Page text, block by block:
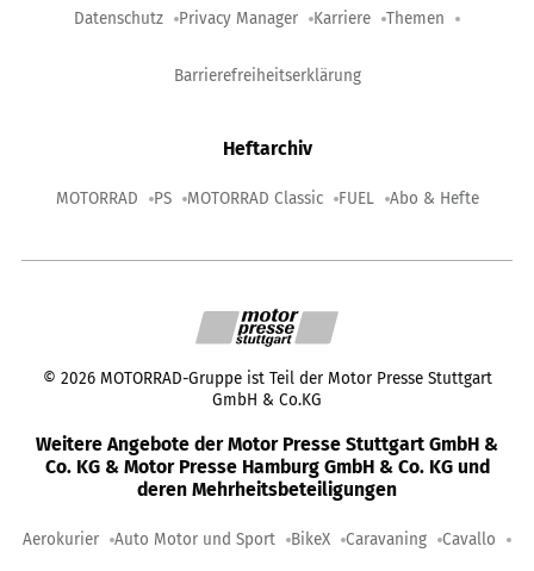
Datenschutz Privacy Manager Karriere Themen
Barrierefreiheitserklärung
Heftarchiv
MOTORRAD PS MOTORRAD Classic FUEL Abo & Hefte
© 2026 MOTORRAD-Gruppe ist Teil der Motor Presse Stuttgart
GmbH & Co.KG
Weitere Angebote der Motor Presse Stuttgart GmbH &
Co. KG & Motor Presse Hamburg GmbH & Co. KG und
deren Mehrheitsbeteiligungen
Aerokurier Auto Motor und Sport BikeX Caravaning Cavallo